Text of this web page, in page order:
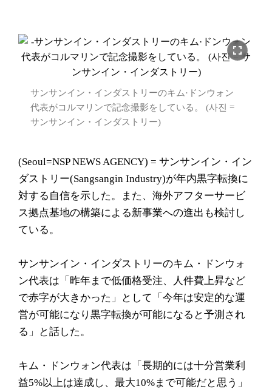
fullscreen
サンサンイン・インダストリーのキム·ドンウォン
代表がコルマリンで記念撮影をしている。 (사진 =
サンサンイン・インダストリー)
(Seoul=NSP NEWS AGENCY) = サンサンイン・イン
ダストリー(Sangsangin Industry)が年内黒字転換に
対する自信を示した。また、海外アフターサービ
ス拠点基地の構築による新事業への進出も検討し
ている。
サンサンイン・インダストリーのキム・ドンウォ
ン代表は「昨年まで低価格受注、人件費上昇など
で赤字が大きかった」として「今年は安定的な運
営が可能になり黒字転換が可能になると予測され
る」と話した。
キム・ドンウォン代表は「長期的には十分営業利
益5%以上は達成し、最大10%まで可能だと思う」